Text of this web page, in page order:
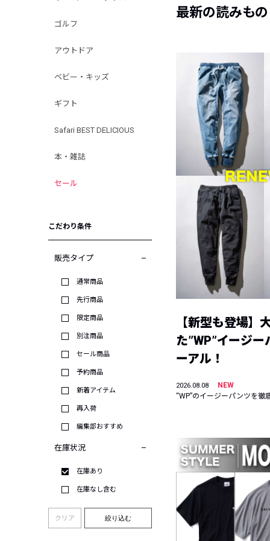
ゴルフ
アウトドア
ベビー・キッズ
ギフト
Safari BEST DELICIOUS
本・雑誌
セール
こだわり条件
販売タイプ
通常商品
先行商品
限定商品
別注商品
セール商品
予約商品
新着アイテム
再入荷
編集部おすすめ
在庫状況
在庫あり
在庫なし含む
クリア 絞り込む
最新の読みもの
【新型も登場】
た”WP”イージ
ーアル！
2026.08.08
NEW
“WP”のイージーパンツを徹